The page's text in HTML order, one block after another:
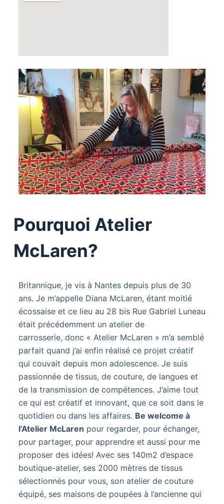
Pourquoi Atelier
McLaren?
Britannique, je vis à Nantes depuis plus de 30
ans. Je m’appelle Diana McLaren, étant moitié
écossaise et ce lieu au 28 bis Rue Gabriel Luneau
était précédemment un atelier de
carrosserie, donc « Atelier McLaren » m’a semblé
parfait quand j’ai enfin réalisé ce projet créatif
qui couvait depuis mon adolescence. Je suis
passionnée de tissus, de couture, de langues et
de la transmission de compétences. J’aime tout
ce qui est créatif et innovant, que ce soit dans le
quotidien ou dans les affaires. Be welcome à
l’Atelier McLaren pour regarder, pour échanger,
pour partager, pour apprendre et aussi pour me
proposer des idées! Avec ses 140m2 d’espace
boutique-atelier, ses 2000 mètres de tissus
sélectionnés pour vous, son atelier de couture
équipé, ses maisons de poupées à l’ancienne qui